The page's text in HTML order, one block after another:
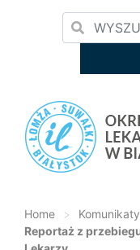
Home > Komunikaty
Reportaż z